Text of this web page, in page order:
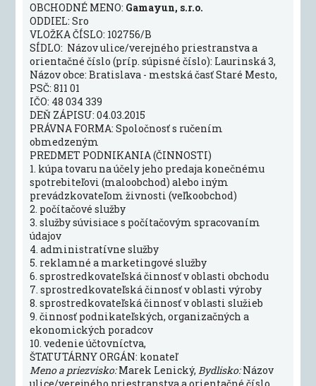
OBCHODNÉ MENO: Gamayun, s.r.o.
ODDIEL: Sro
VLOŽKA ČÍSLO: 102756/B
SÍDLO: Názov ulice/verejného priestranstva a
orientačné číslo (príp. súpisné číslo): Laurinská 3,
Názov obce: Bratislava - mestská časť Staré Mesto,
PSČ: 811 01
IČO: 48 034 339
DEŇ ZÁPISU: 04.03.2015
PRÁVNA FORMA: Spoločnosť s ručením
obmedzeným
PREDMET PODNIKANIA (ČINNOSTI)
1. kúpa tovaru na účely jeho predaja konečnému
spotrebiteľovi (maloobchod) alebo iným
prevádzkovateľom živnosti (veľkoobchod)
2. počítačové služby
3. služby súvisiace s počítačovým spracovaním
údajov
4. administratívne služby
5. reklamné a marketingové služby
6. sprostredkovateľská činnosť v oblasti obchodu
7. sprostredkovateľská činnosť v oblasti výroby
8. sprostredkovateľská činnosť v oblasti služieb
9. činnosť podnikateľských, organizačných a
ekonomických poradcov
10. vedenie účtovníctva,
ŠTATUTÁRNY ORGÁN: konateľ
Meno a priezvisko:Marek Lenický,Bydlisko:Názov